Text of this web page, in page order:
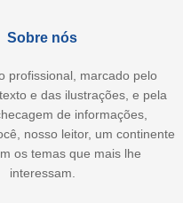
Sobre nós
profissional, marcado pelo
e das ilustrações, e pela
de informações,
nosso leitor, um continente
os temas que mais lhe
interessam.